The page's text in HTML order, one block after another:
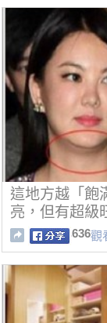
這地方越「飽
亮，但有超級
636觀